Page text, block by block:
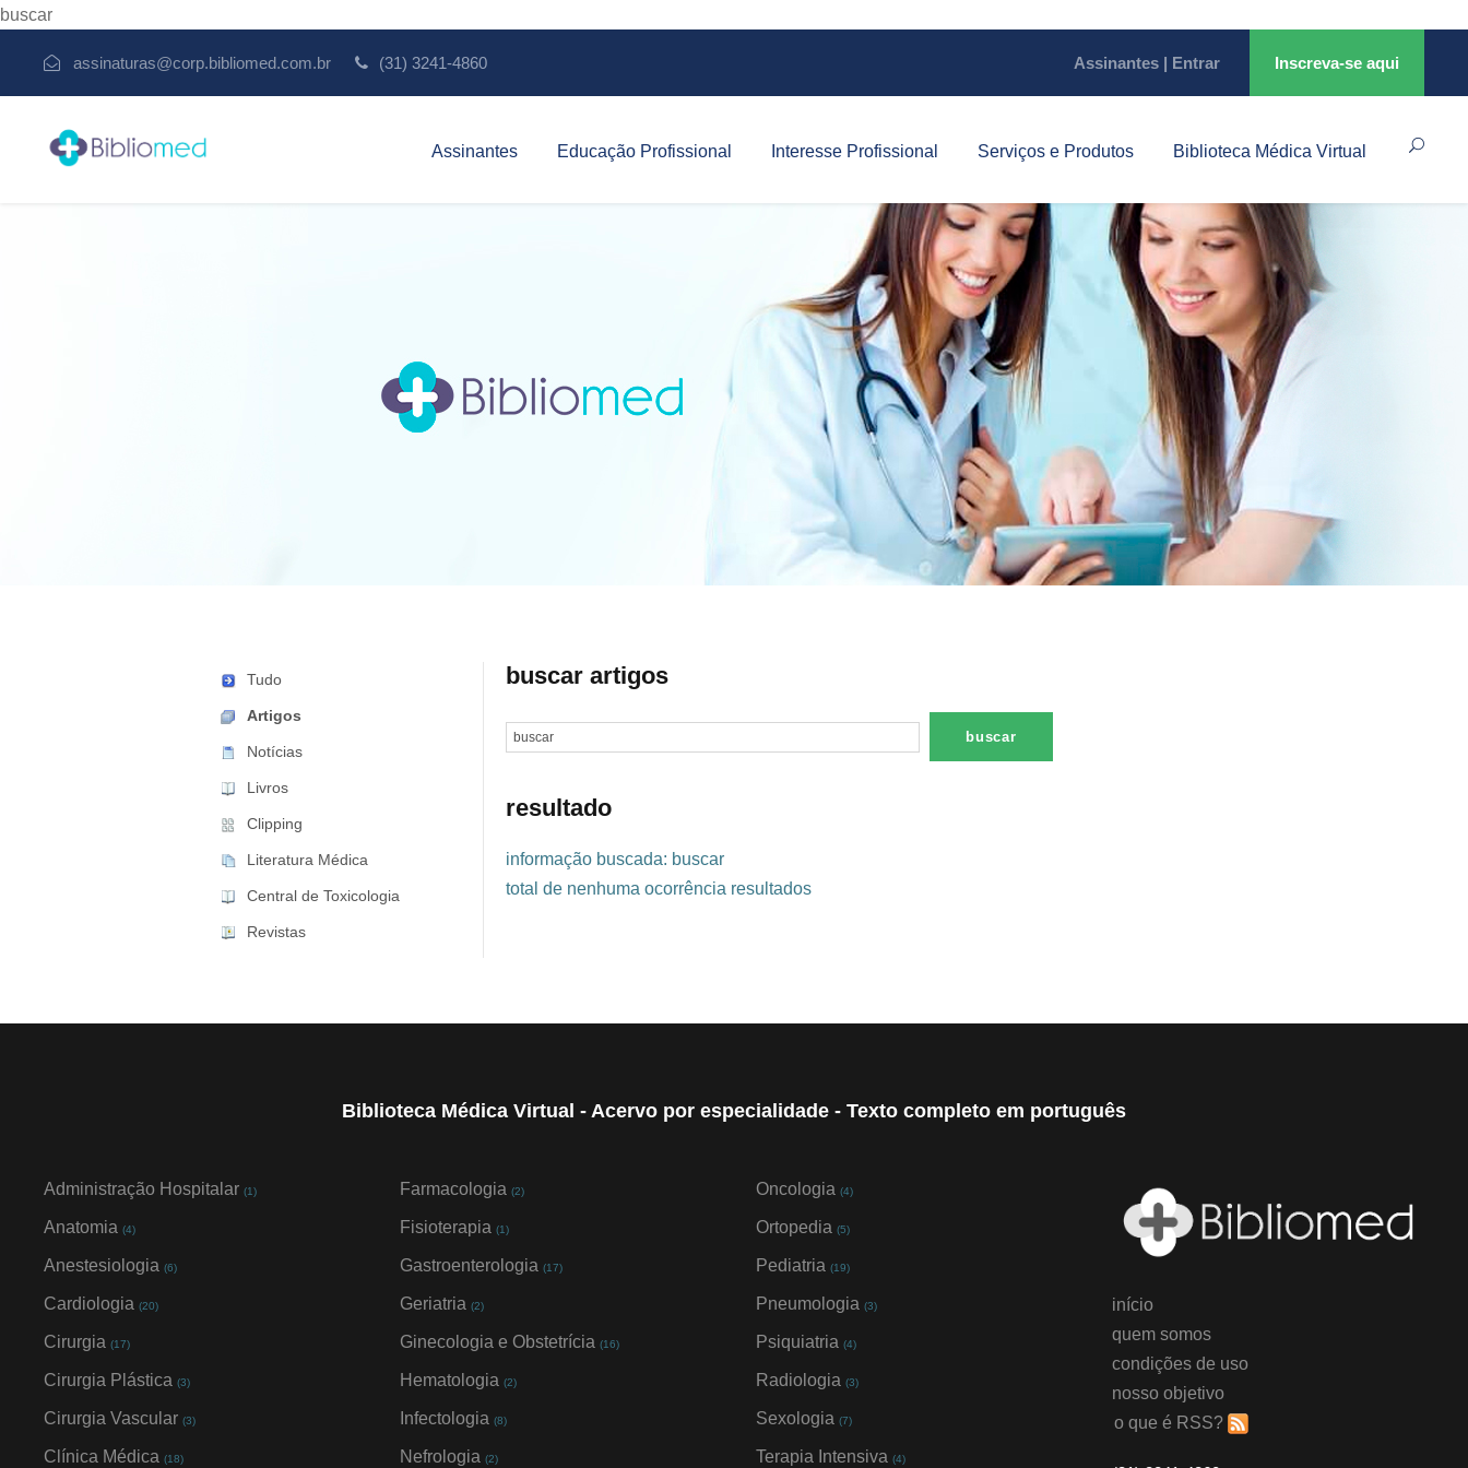
buscar
assinaturas@corp.bibliomed.com.br (31) 3241-4860 Assinantes | Entrar Inscreva-se aqui
Assinantes Educação Profissional Interesse Profissional Serviços e Produtos Biblioteca Médica Virtual
Tudo
Artigos
Notícias
Livros
Clipping
Literatura Médica
Central de Toxicologia
Revistas
buscar artigos
resultado
informação buscada: buscar
total de nenhuma ocorrência resultados
Biblioteca Médica Virtual - Acervo por especialidade - Texto completo em português
Administração Hospitalar (1)
Anatomia (4)
Anestesiologia (6)
Cardiologia (20)
Cirurgia (17)
Cirurgia Plástica (3)
Cirurgia Vascular (3)
Clínica Médica (18)
Farmacologia (2)
Fisioterapia (1)
Gastroenterologia (17)
Geriatria (2)
Ginecologia e Obstetrícia (16)
Hematologia (2)
Infectologia (8)
Nefrologia (2)
Oncologia (4)
Ortopedia (5)
Pediatria (19)
Pneumologia (3)
Psiquiatria (4)
Radiologia (3)
Sexologia (7)
Terapia Intensiva (4)
início
quem somos
condições de uso
nosso objetivo
o que é RSS?